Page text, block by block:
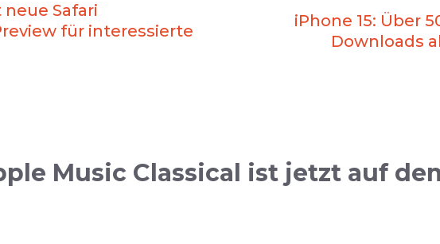
Safari
für interessierte
iPhone 15: Über
Downloads
Music Classical ist jetzt auf